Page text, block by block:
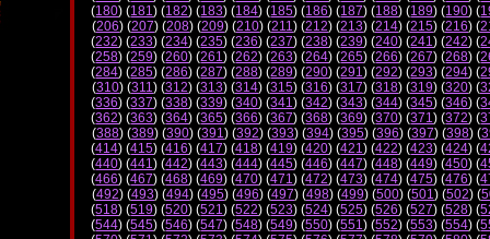
(180) (181) (182) (183) (184) (185) (186) (187) (188) (189) (190) (
(206) (207) (208) (209) (210) (211) (212) (213) (214) (215) (216) (
(232) (233) (234) (235) (236) (237) (238) (239) (240) (241) (242) (
(258) (259) (260) (261) (262) (263) (264) (265) (266) (267) (268) (
(284) (285) (286) (287) (288) (289) (290) (291) (292) (293) (294) (
(310) (311) (312) (313) (314) (315) (316) (317) (318) (319) (320) (
(336) (337) (338) (339) (340) (341) (342) (343) (344) (345) (346) (
(362) (363) (364) (365) (366) (367) (368) (369) (370) (371) (372) (
(388) (389) (390) (391) (392) (393) (394) (395) (396) (397) (398) (
(414) (415) (416) (417) (418) (419) (420) (421) (422) (423) (424) (
(440) (441) (442) (443) (444) (445) (446) (447) (448) (449) (450) (
(466) (467) (468) (469) (470) (471) (472) (473) (474) (475) (476) (
(492) (493) (494) (495) (496) (497) (498) (499) (500) (501) (502) (
(518) (519) (520) (521) (522) (523) (524) (525) (526) (527) (528) (
(544) (545) (546) (547) (548) (549) (550) (551) (552) (553) (554) (